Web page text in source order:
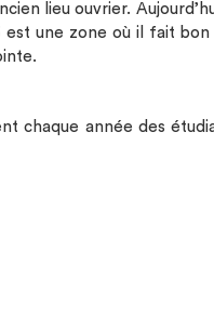
lieu ouvrier.
une zone où il fait bon
chaque année des